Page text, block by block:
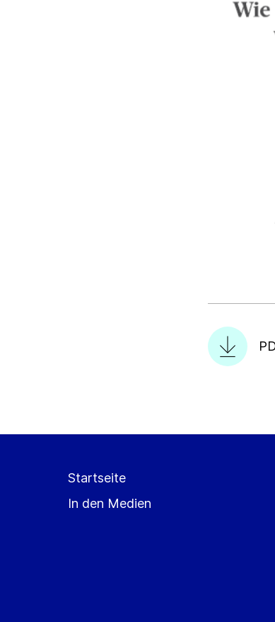
Startseite
In den Medien